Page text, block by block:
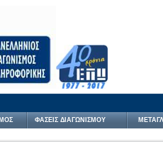
ΦΑΣΕΙΣ ΔΙΑΓΩΝΙΣΜΟΥ